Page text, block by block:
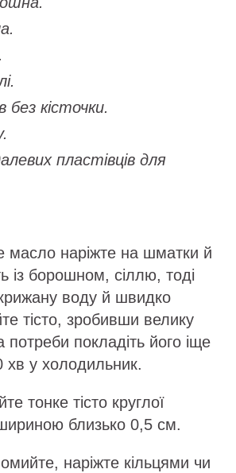
без кісточки.
пластівців для
масло наріжте на шматки й
із борошном, сіллю, тоді
воду й швидко
тісто, зробивши велику
потреби покладіть його іще
хв у холодильник.
тонке тісто круглої
близько 0,5 см.
наріжте кільцями чи